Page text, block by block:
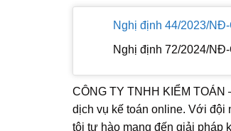
Nghị định 44/2023/
Nghị định 72/2024/
CÔNG TY TNHH KIỂM
dịch vụ kế toán online. Với đội
tôi tự hào mang đến giải pháp